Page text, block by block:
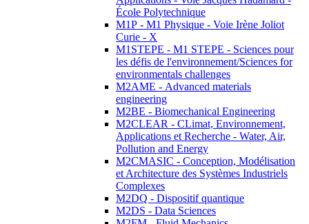
École Polytechnique
M1P - M1 Physique - Voie Irène Joliot
Curie - X
M1STEPE - M1 STEPE - Sciences pour
les défis de l'environnement/Sciences for
environmentals challenges
M2AME - Advanced materials
engineering
M2BE - Biomechanical Engineering
M2CLEAR - CLimat, Environnement,
Applications et Recherche - Water, Air,
Pollution and Energy
M2CMASIC - Conception, Modélisation
et Architecture des Systèmes Industriels
Complexes
M2DQ - Dispositif quantique
M2DS - Data Sciences